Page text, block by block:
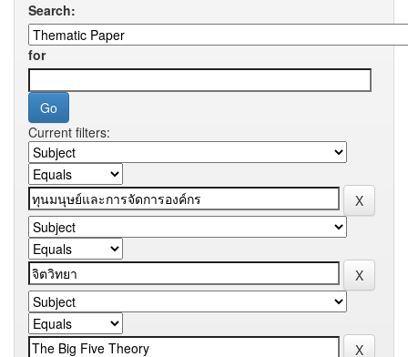
Search:
for
Current filters: